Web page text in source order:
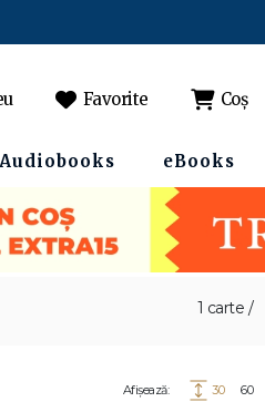
Favorite Coș
Audiobooks eBooks
1 carte /
Afișează: 30 60